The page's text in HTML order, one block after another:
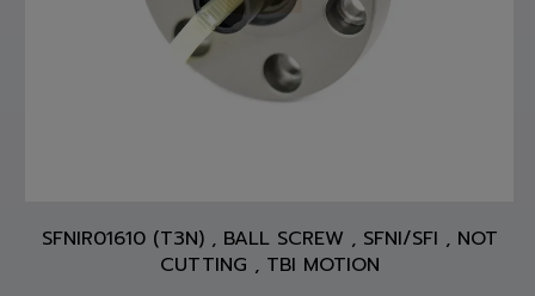
SFNIR01610 (T3N) , BALL SCREW , SFNI/SFI , NOT
CUTTING , TBI MOTION